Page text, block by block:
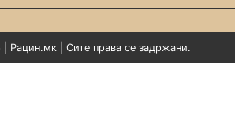
Рацин.мк | Сите права се задржани.